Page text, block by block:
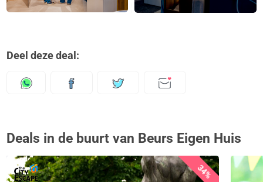
Deel deze deal:
Deals in de buurt van Beurs Eigen Huis
34%